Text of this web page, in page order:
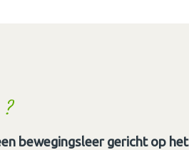
bewegingsleer gericht op het